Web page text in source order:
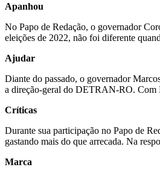
Apanhou
No Papo de Redação, o governador
eleições de 2022, não foi diferente
Ajudar
Diante do passado, o governador
a direção-geral do DETRAN-RO. Com
Críticas
Durante sua participação no Papo de
gastando mais do que arrecada. Na
Marca